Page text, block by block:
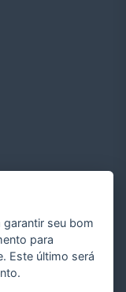
seu bom
para
Este último será